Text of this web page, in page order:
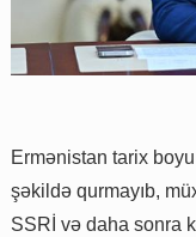
Ermənistan tarix
şəkildə qurmayıb,
SSRİ və daha sonra